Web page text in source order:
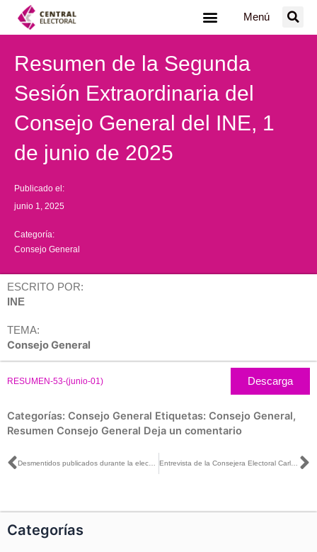
Menú
Resumen de la Segunda
Sesión Extraordinaria del
Consejo General del INE, 1
de junio de 2025
Publicado el:
junio 1, 2025
Categoría:
Consejo General
ESCRITO POR:
INE
TEMA:
Consejo General
RESUMEN-53-(junio-01) Descarga
Categorías: Consejo General Etiquetas: Consejo General,
Resumen Consejo General Deja un comentario
Ant Entrevista de la Consejera Electoral Carla Humphrey con Karen Torres para El Heraldo Radio
Categorías